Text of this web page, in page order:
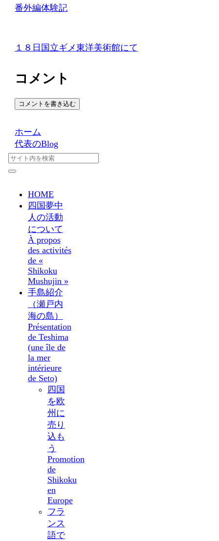
番外編体験記
１８日国立ギメ東洋美術館にて
コメント
コメントを書き込む
ホーム
代表のBlog
HOME
四国夢中
人の活動
について
À propos
des activités
de «
Shikoku
Mushujin »
手島紹介
（瀬戸内
海の島）
Présentation
de Teshima
(une île de
la mer
intérieure
de Seto)
四国
を欧
州に
売り
込も
う
Promotion
de
Shikoku
en
Europe
フラ
ンス
語で